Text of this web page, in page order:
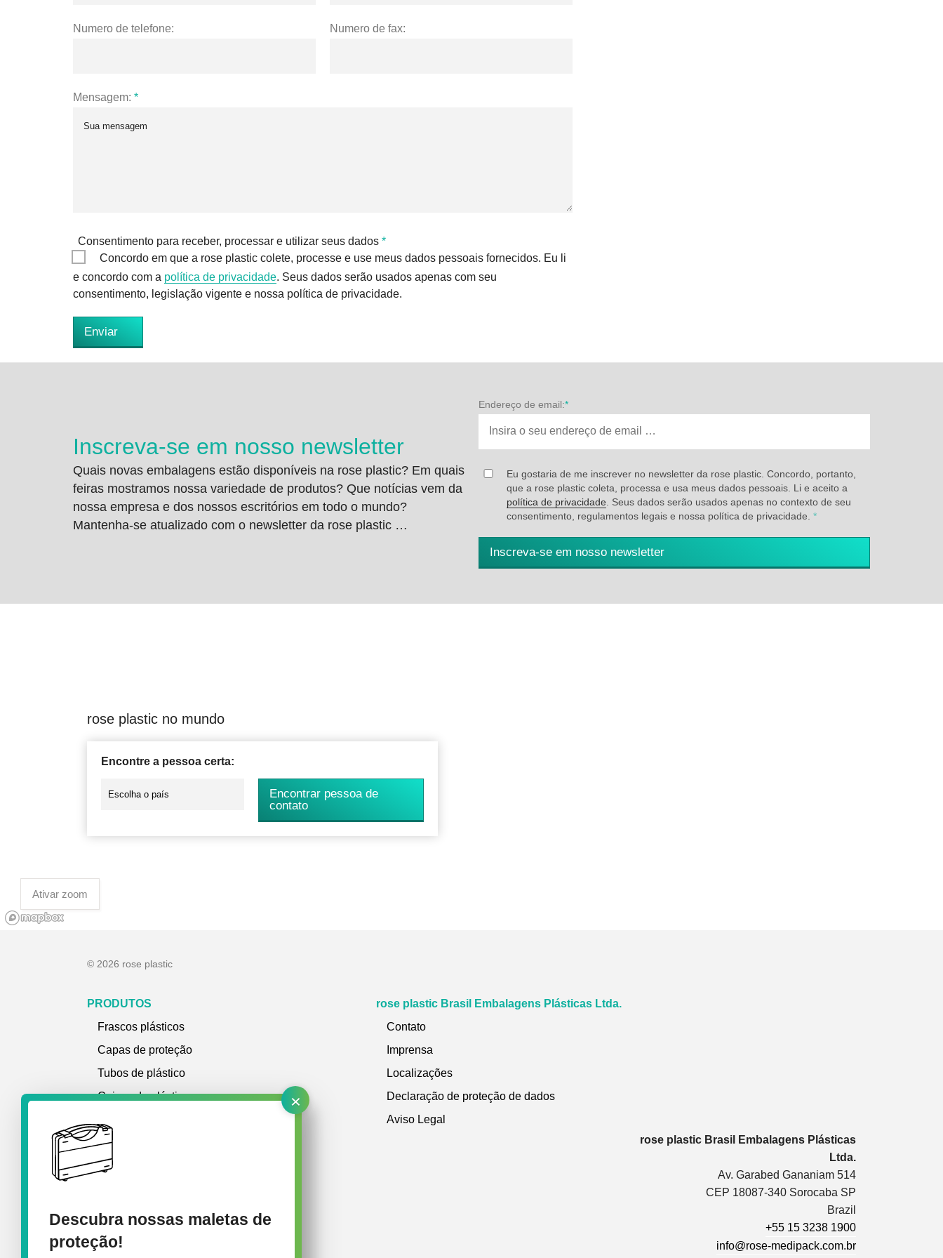
Numero de telefone: Numero de fax:
Mensagem: *
Consentimento para receber, processar e utilizar seus dados *
Concordo em que a rose plastic colete, processe e use meus dados pessoais fornecidos. Eu li
e concordo com a política de privacidade. Seus dados serão usados apenas com seu
consentimento, legislação vigente e nossa política de privacidade.
Enviar
×
Descubra nossas maletas de
proteção!
Inscreva-se em nosso newsletter
Quais novas embalagens estão disponíveis na rose plastic? Em quais
feiras mostramos nossa variedade de produtos? Que notícias vem da
nossa empresa e dos nossos escritórios em todo o mundo?
Mantenha-se atualizado com o newsletter da rose plastic …
Endereço de email:*
Eu gostaria de me inscrever no newsletter da rose plastic. Concordo, portanto,
que a rose plastic coleta, processa e usa meus dados pessoais. Li e aceito a
política de privacidade . Seus dados serão usados apenas no contexto de seu
consentimento, regulamentos legais e nossa política de privacidade. *
Inscreva-se em nosso newsletter
rose plastic no mundo
Encontre a pessoa certa:
Encontrar pessoa de
contato
Ativar zoom
rose plastic Brasil Embalagens Plásticas
Ltda.
Av. Garabed Gananiam 514
CEP 18087-340 Sorocaba SP
Brazil
+55 15 3238 1900
info@rose-medipack.com.br
© 2026 rose plastic
PRODUTOS
Frascos plásticos
Capas de proteção
Tubos de plástico
Caixas de plástico
Sistemas de transporte e organizadores
rose plastic Brasil Embalagens Plásticas Ltda.
Contato
Imprensa
Localizações
Declaração de proteção de dados
Aviso Legal